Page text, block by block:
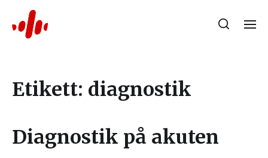
Etikett: diagnostik
Diagnostik på akuten